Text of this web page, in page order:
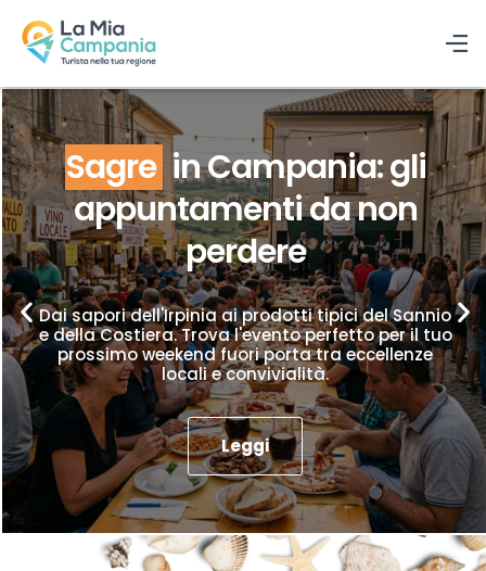
Sagre in Campania: gli
appuntamenti da non
perdere
Dai sapori dell'Irpinia ai prodotti tipici del Sannio
e della Costiera. Trova l'evento perfetto per il tuo
prossimo weekend fuori porta tra eccellenze
locali e convivialità.
Leggi